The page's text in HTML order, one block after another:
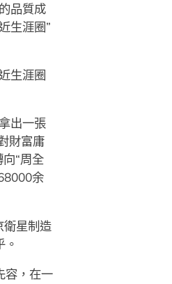
品質成
生涯圈”
生涯圈
出一張
財富庸
向“周全
余
衛星制造
容，在一